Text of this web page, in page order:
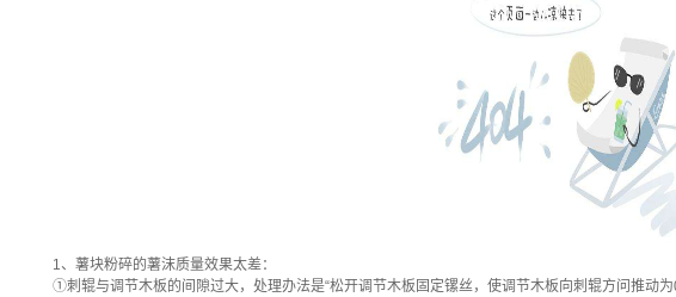
1、薯块粉碎的薯沫质量效果太差：
①刺辊与调节木板的间隙过大，处理办法是“松开调节木板固定镙丝，使调节木板向刺辊方问推动为